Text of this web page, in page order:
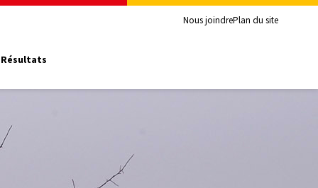
Nous joindrePlan du site
Résultats